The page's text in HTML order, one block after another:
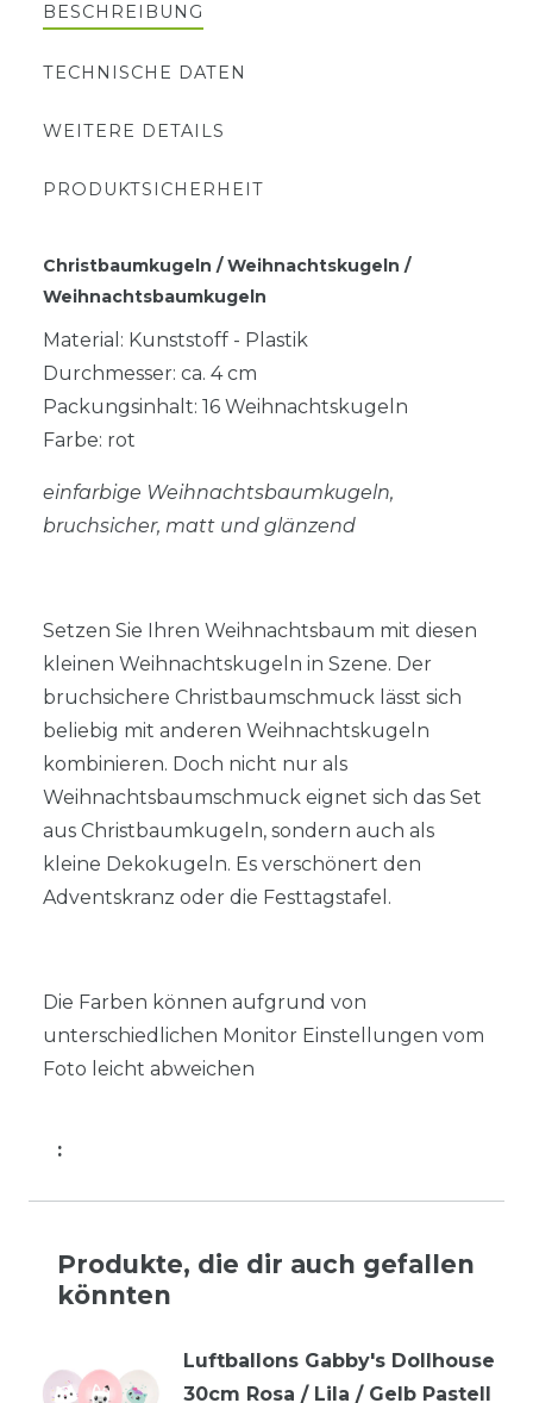
BESCHREIBUNG
TECHNISCHE DATEN
WEITERE DETAILS
PRODUKTSICHERHEIT
Christbaumkugeln / Weihnachtskugeln /
Weihnachtsbaumkugeln
Material: Kunststoff - Plastik
Durchmesser: ca. 4 cm
Packungsinhalt: 16 Weihnachtskugeln
Farbe: rot
einfarbige Weihnachtsbaumkugeln,
bruchsicher, matt und glänzend
Setzen Sie Ihren Weihnachtsbaum mit diesen
kleinen Weihnachtskugeln in Szene. Der
bruchsichere Christbaumschmuck lässt sich
beliebig mit anderen Weihnachtskugeln
kombinieren. Doch nicht nur als
Weihnachtsbaumschmuck eignet sich das Set
aus Christbaumkugeln, sondern auch als
kleine Dekokugeln. Es verschönert den
Adventskranz oder die Festtagstafel.
Die Farben können aufgrund von
unterschiedlichen Monitor Einstellungen vom
Foto leicht abweichen
:
Produkte, die dir auch gefallen
könnten
Luftballons Gabby's Dollhouse
30cm Rosa / Lila / Gelb Pastell